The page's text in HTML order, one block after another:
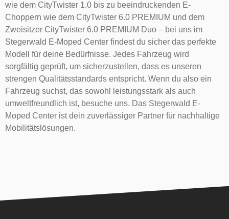
wie dem CityTwister 1.0 bis zu beeindruckenden E-
Choppern wie dem CityTwister 6.0 PREMIUM und dem
Zweisitzer CityTwister 6.0 PREMIUM Duo – bei uns im
Stegerwald E-Moped Center findest du sicher das perfekte
Modell für deine Bedürfnisse. Jedes Fahrzeug wird
sorgfältig geprüft, um sicherzustellen, dass es unseren
strengen Qualitätsstandards entspricht. Wenn du also ein
Fahrzeug suchst, das sowohl leistungsstark als auch
umweltfreundlich ist, besuche uns. Das Stegerwald E-
Moped Center ist dein zuverlässiger Partner für nachhaltige
Mobilitätslösungen.